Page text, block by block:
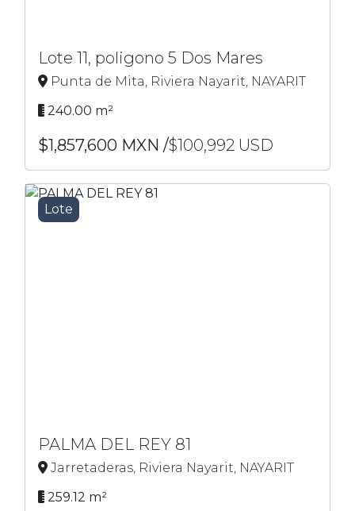
Lote 11, poligono 5 Dos Mares
Punta de Mita, Riviera Nayarit, NAYARIT
240.00 m²
$1,857,600 MXN /$100,992 USD
Lote
PALMA DEL REY 81
Jarretaderas, Riviera Nayarit, NAYARIT
259.12 m²